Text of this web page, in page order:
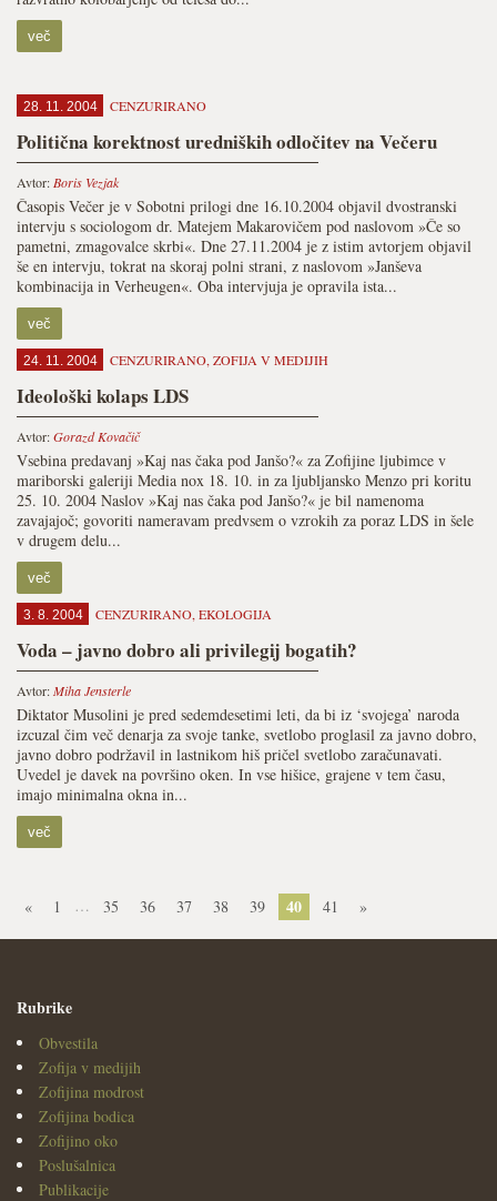
več
28. 11. 2004 CENZURIRANO
Politična korektnost uredniških odločitev na Večeru
Avtor: Boris Vezjak
Časopis Večer je v Sobotni prilogi dne 16.10.2004 objavil dvostranski
intervju s sociologom dr. Matejem Makarovičem pod naslovom »Če so
pametni, zmagovalce skrbi«. Dne 27.11.2004 je z istim avtorjem objavil
še en intervju, tokrat na skoraj polni strani, z naslovom »Janševa
kombinacija in Verheugen«. Oba intervjuja je opravila ista...
več
24. 11. 2004 CENZURIRANO, ZOFIJA V MEDIJIH
Ideološki kolaps LDS
Avtor:Gorazd Kovačič
Vsebina predavanj »Kaj nas čaka pod Janšo?« za Zofijine ljubimce v
mariborski galeriji Media nox 18. 10. in za ljubljansko Menzo pri koritu
25. 10. 2004 Naslov »Kaj nas čaka pod Janšo?« je bil namenoma
zavajajoč; govoriti nameravam predvsem o vzrokih za poraz LDS in šele
v drugem delu...
več
3. 8. 2004 CENZURIRANO, EKOLOGIJA
Voda – javno dobro ali privilegij bogatih?
Avtor:Miha Jensterle
Diktator Musolini je pred sedemdesetimi leti, da bi iz ‘svojega’ naroda
izcuzal čim več denarja za svoje tanke, svetlobo proglasil za javno dobro,
javno dobro podržavil in lastnikom hiš pričel svetlobo zaračunavati.
Uvedel je davek na površino oken. In vse hišice, grajene v tem času,
imajo minimalna okna in...
več
« 1 … 35 36 37 38 39 40 41 »
Rubrike
Obvestila
Zofija v medijih
Zofijina modrost
Zofijina bodica
Zofijino oko
Poslušalnica
Publikacije